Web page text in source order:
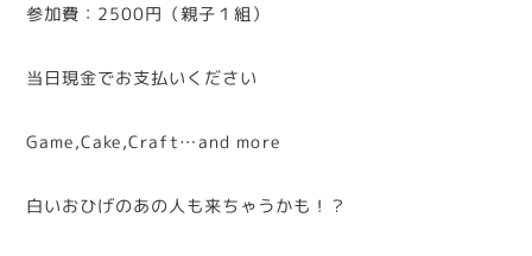
参加費：2500円（親子１組）
当日現金でお支払いください
Game,Cake,Craft…and more
白いおひげのあの人も来ちゃうかも！？